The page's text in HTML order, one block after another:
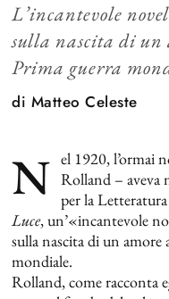
L’incantevole
sulla nascita di un
Prima guerra
di Matteo Celeste
N el 1920, l’ormai
Rolland –
per la
Luce, un’«incantevole
sulla nascita di un
mondiale.
Rolland, come racconta